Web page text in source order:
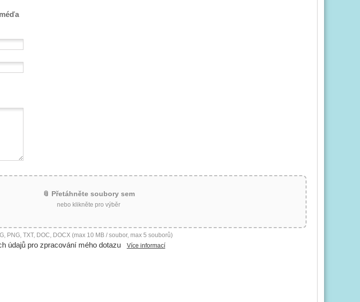
📎 Přetáhněte soubory sem
nebo klikněte pro výběr
PNG, TXT, DOC, DOCX (max 10 MB / soubor, max 5 souborů)
údajů pro zpracování mého dotazu Více informací